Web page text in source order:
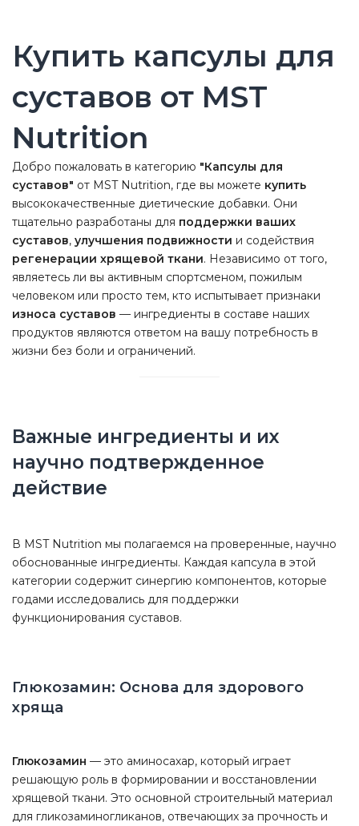
Купить капсулы для
суставов от MST
Nutrition
Добро пожаловать в категорию "Капсулы для
суставов" от MST Nutrition, где вы можете купить
высококачественные диетические добавки. Они
тщательно разработаны для поддержки ваших
суставов, улучшения подвижности и содействия
регенерации хрящевой ткани. Независимо от того,
являетесь ли вы активным спортсменом, пожилым
человеком или просто тем, кто испытывает признаки
износа суставов — ингредиенты в составе наших
продуктов являются ответом на вашу потребность в
жизни без боли и ограничений.
Важные ингредиенты и их
научно подтвержденное
действие
В MST Nutrition мы полагаемся на проверенные, научно
обоснованные ингредиенты. Каждая капсула в этой
категории содержит синергию компонентов, которые
годами исследовались для поддержки
функционирования суставов.
Глюкозамин: Основа для здорового
хряща
Глюкозамин — это аминосахар, который играет
решающую роль в формировании и восстановлении
хрящевой ткани. Это основной строительный материал
для гликозаминогликанов, отвечающих за прочность и